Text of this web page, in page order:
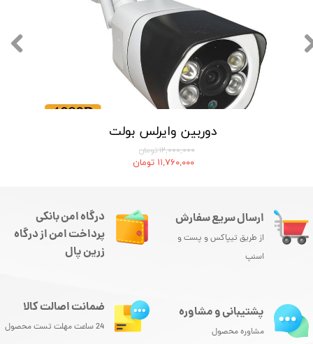
دوربین وایرلس بولت
۱۲,۰۰۰,۰۰۰ تومان
۱۱,۷۶۰,۰۰۰ تومان
ارسال سریع سفارش
از طریق تیپاکس و پست و
اسنپ
درگاه امن بانکی
پرداخت امن از درگاه
زرین پال
پشتیبانی و مشاوره
مشاوره محصول
ضمانت اصالت کالا
24 ساعت مهلت تست محصول